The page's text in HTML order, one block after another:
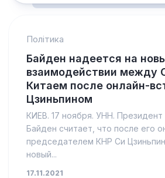
Політика
Байден надеется на
взаимодействии между
Китаем после онлайн-
Цзиньпином
КИЕВ. 17 ноября. УНН.
Байден считает, что после его
председателем КНР Си
новый...
17.11.2021